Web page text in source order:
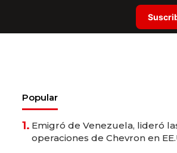
Popular
1. Emigró de Venezuela, lideró
operaciones de Chevron en